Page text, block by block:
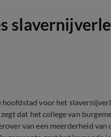
hoofdstad voor het
dat het college van
van een meerderheid van